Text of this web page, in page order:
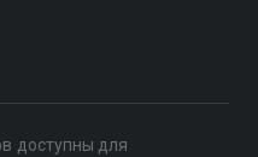
доступны для